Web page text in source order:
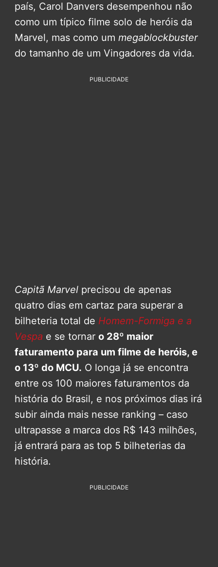
país, Carol Danvers desempenhou não
como um típico filme solo de heróis da
Marvel, mas como um megablockbuster
do tamanho de um Vingadores da vida.
PUBLICIDADE
Capitã Marvel precisou de apenas
quatro dias em cartaz para superar a
bilheteria total de Homem-Formiga e a
Vespa e se tornar o 28º maior
faturamento para um filme de heróis, e
o 13º do MCU. O longa já se encontra
entre os 100 maiores faturamentos da
história do Brasil, e nos próximos dias irá
subir ainda mais nesse ranking – caso
ultrapasse a marca dos R$ 143 milhões,
já entrará para as top 5 bilheterias da
história.
PUBLICIDADE